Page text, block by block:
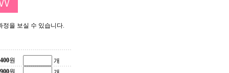
을 보실 수 있습니다.
400원
개
900원